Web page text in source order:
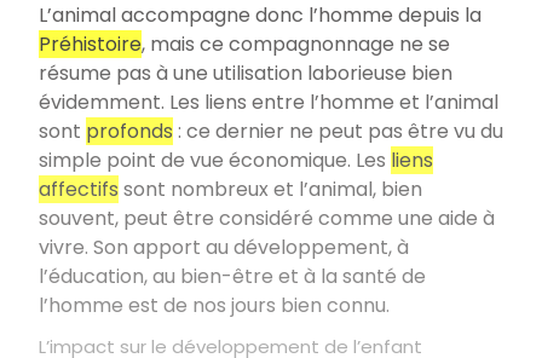
L’animal accompagne donc l’homme depuis la
Préhistoire, mais ce compagnonnage ne se
résume pas à une utilisation laborieuse bien
évidemment. Les liens entre l’homme et l’animal
sont profonds : ce dernier ne peut pas être vu du
simple point de vue économique. Les liens
affectifs sont nombreux et l’animal, bien
souvent, peut être considéré comme une aide à
vivre. Son apport au développement, à
l’éducation, au bien-être et à la santé de
l’homme est de nos jours bien connu.
L’impact sur le développement de l’enfant